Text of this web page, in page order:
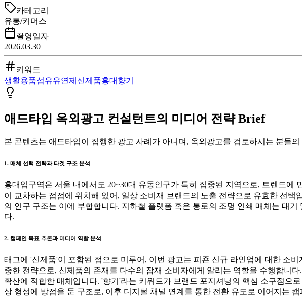
카테고리
유통/커머스
촬영일자
2026.03.30
키워드
생활용품섬유유연제 신제품홍대 향기
애드타입 옥외광고 컨설턴트의 미디어 전략 Brief
본 콘텐츠는 애드타입이 집행한 광고 사례가 아니며, 옥외광고를 검토하시는 분들
1. 매체 선택 전략과 타겟 구조 분석
홍대입구역은 서울 내에서도 20~30대 유동인구가 특히 집중된 지역으로, 트렌드
이 교차하는 접점에 위치해 있어, 일상 소비재 브랜드의 노출 전략으로 유효한 선
의 인구 구조는 이에 부합합니다. 지하철 플랫폼 혹은 통로의 조명 인쇄 매체는 대
다.
2. 캠페인 목표 추론과 미디어 역할 분석
태그에 '신제품'이 포함된 점으로 미루어, 이번 광고는 피죤 신규 라인업에 대한 소
중한 전략으로, 신제품의 존재를 다수의 잠재 소비자에게 알리는 역할을 수행합니
확산에 적합한 매체입니다. '향기'라는 키워드가 브랜드 포지셔닝의 핵심 소구점으
상 형성에 방점을 둔 구조로, 이후 디지털 채널 연계를 통한 전환 유도로 이어지는